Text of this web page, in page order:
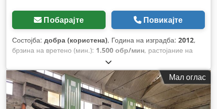
Побарајте Повикајте
Состојба: добра (користена), Година на изградба: 2012,
брзина на вретено (мин.): 1.500 обр/мин, растојание на
Мал оглас